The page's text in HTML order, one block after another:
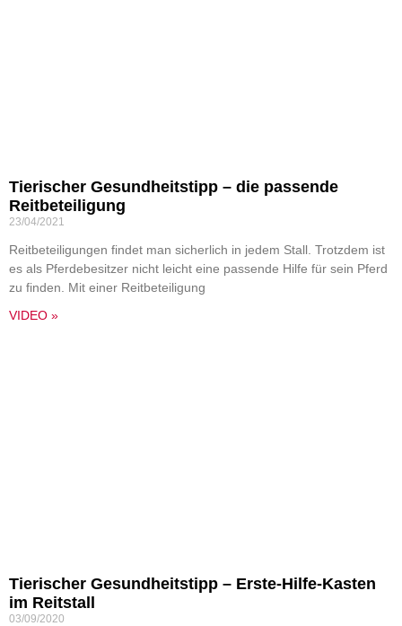
Tierischer Gesundheitstipp – die passende
Reitbeteiligung
23/04/2021
Reitbeteiligungen findet man sicherlich in jedem Stall. Trotzdem ist
es als Pferdebesitzer nicht leicht eine passende Hilfe für sein Pferd
zu finden. Mit einer Reitbeteiligung
VIDEO »
Tierischer Gesundheitstipp – Erste-Hilfe-Kasten
im Reitstall
03/09/2020